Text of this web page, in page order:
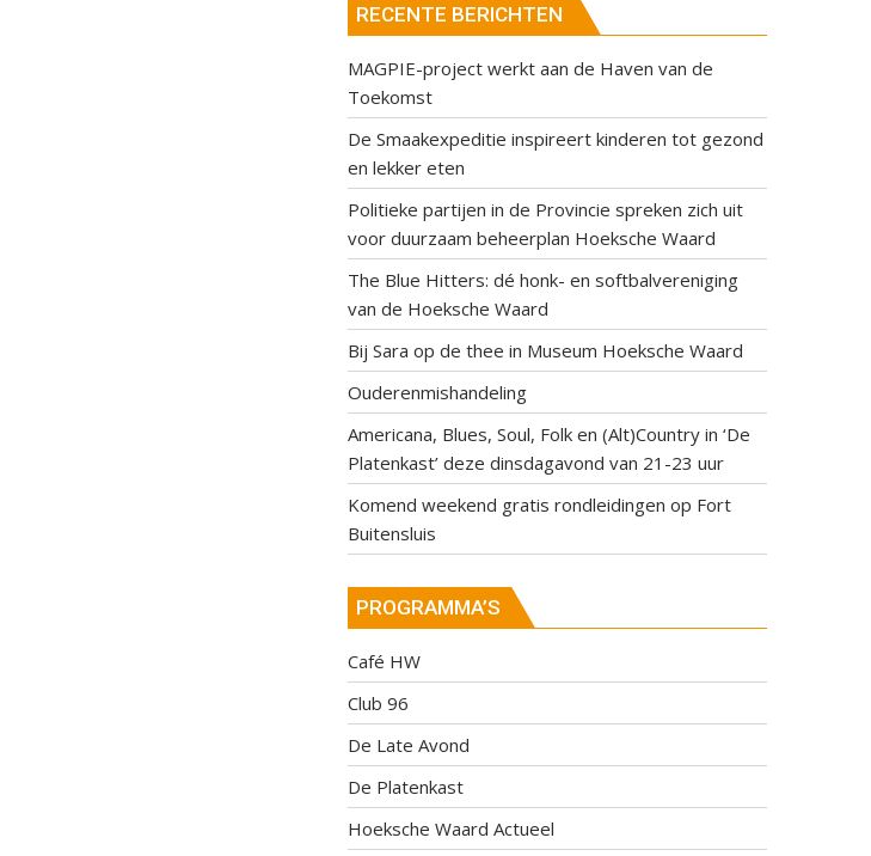
RECENTE BERICHTEN
MAGPIE-project werkt aan de Haven van de
Toekomst
De Smaakexpeditie inspireert kinderen tot gezond
en lekker eten
Politieke partijen in de Provincie spreken zich uit
voor duurzaam beheerplan Hoeksche Waard
The Blue Hitters: dé honk- en softbalvereniging
van de Hoeksche Waard
Bij Sara op de thee in Museum Hoeksche Waard
Ouderenmishandeling
Americana, Blues, Soul, Folk en (Alt)Country in ‘De
Platenkast’ deze dinsdagavond van 21-23 uur
Komend weekend gratis rondleidingen op Fort
Buitensluis
PROGRAMMA’S
Café HW
Club 96
De Late Avond
De Platenkast
Hoeksche Waard Actueel